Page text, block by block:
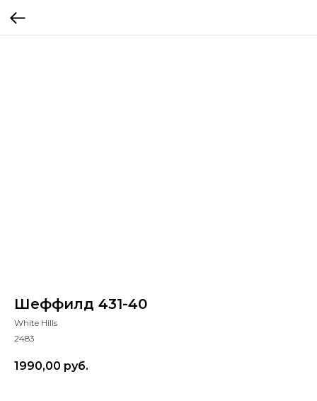
Шеффилд 431-40
White Hills
2483
1990,00 руб.